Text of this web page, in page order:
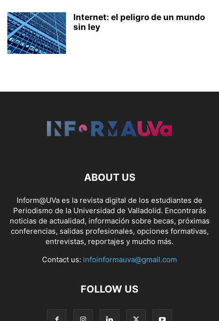
Internet: el peligro de un mundo
sin ley
ABOUT US
Inform@UVa es la revista digital de los estudiantes de
Periodismo de la Universidad de Valladolid. Encontrarás
noticias de actualidad, información sobre becas, próximas
conferencias, salidas profesionales, opciones formativas,
entrevistas, reportajes y mucho más.
Contact us: infoinformauva@gmail.com
FOLLOW US